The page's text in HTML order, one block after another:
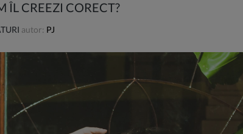
ÎL CREEZI CORECT?
autor: PJ